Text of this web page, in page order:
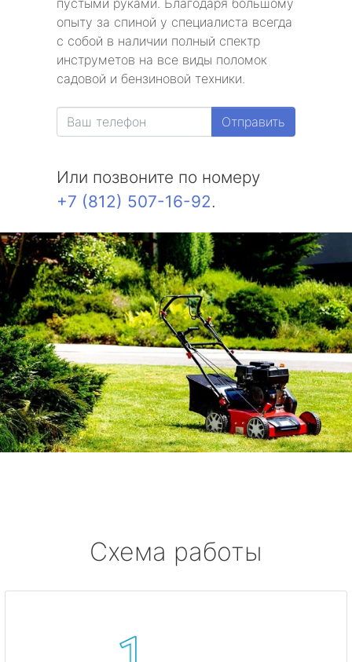
пустыми руками. Благодаря большому
опыту за спиной у специалиста всегда
с собой в наличии полный спектр
инструметов на все виды поломок
садовой и бензиновой техники.
Отправить
Или позвоните по номеру
+7 (812) 507-16-92.
Схема работы